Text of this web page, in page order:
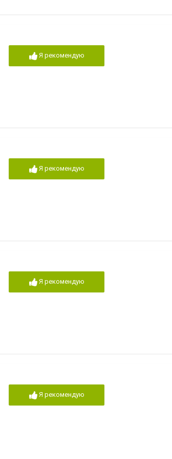
Я рекомендую
Я рекомендую
Я рекомендую
Я рекомендую